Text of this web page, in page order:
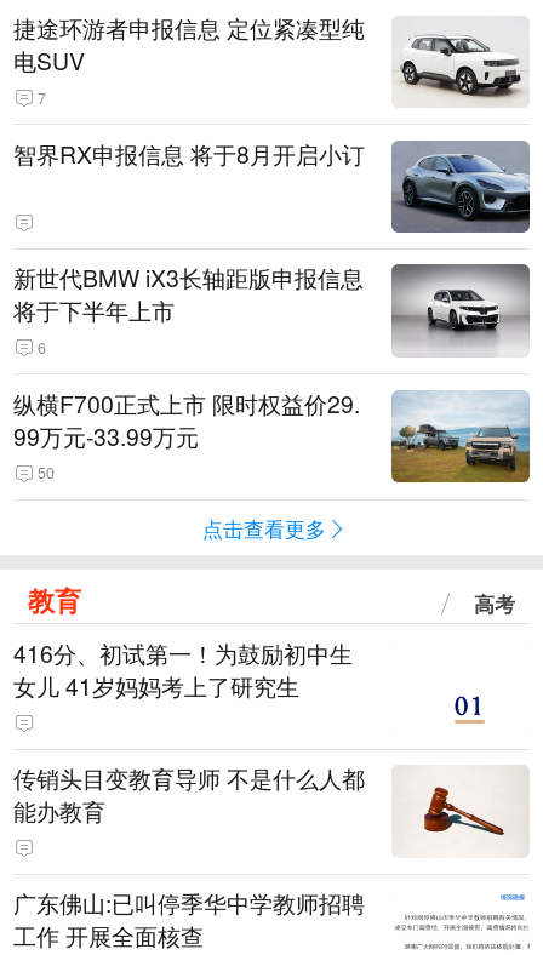
捷途环游者申报信息 定位紧凑型纯
电SUV
7
智界RX申报信息 将于8月开启小订
新世代BMW iX3长轴距版申报信息
将于下半年上市
6
纵横F700正式上市 限时权益价29.
99万元-33.99万元
50
点击查看更多
教育 高考
416分、初试第一！为鼓励初中生
女儿 41岁妈妈考上了研究生
传销头目变教育导师 不是什么人都
能办教育
广东佛山:已叫停季华中学教师招聘
工作 开展全面核查